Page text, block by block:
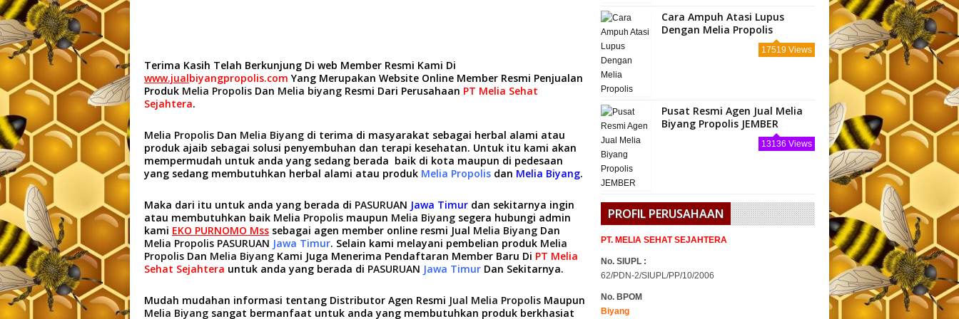
Terima Kasih Telah Berkunjung Di web Member Resmi Kami Di
www.jualbiyangpropolis.com Yang Merupakan Website Online Member Resmi Penjualan
Produk Melia Propolis Dan Melia biyang Resmi Dari Perusahaan PT Melia Sehat
Sejahtera.
Melia Propolis Dan Melia Biyang di terima di masyarakat sebagai herbal alami atau
produk ajaib sebagai solusi penyembuhan dan terapi kesehatan. Untuk itu kami akan
mempermudah untuk anda yang sedang berada baik di kota maupun di pedesaan
yang sedang membutuhkan herbal alami atau produk Melia Propolis dan Melia Biyang.
Maka dari itu untuk anda yang berada di PASURUAN Jawa Timur dan sekitarnya ingin
atau membutuhkan baik Melia Propolis maupun Melia Biyang segera hubungi admin
kami EKO PURNOMO Mss sebagai agen member online resmi Jual Melia Biyang Dan
Melia Propolis PASURUAN Jawa Timur. Selain kami melayani pembelian produk Melia
Propolis Dan Melia Biyang Kami Juga Menerima Pendaftaran Member Baru Di PT Melia
Sehat Sejahtera untuk anda yang berada di PASURUAN Jawa Timur Dan Sekitarnya.
Mudah mudahan informasi tentang Distributor Agen Resmi Jual Melia Propolis Maupun
Melia Biyang sangat bermanfaat untuk anda yang membutuhkan produk berkhasiat
Cara Ampuh Atasi Lupus
Dengan Melia Propolis
17519 Views
Pusat Resmi Agen Jual Melia
Biyang Propolis JEMBER
13136 Views
PROFIL PERUSAHAAN
PT. MELIA SEHAT SEJAHTERA
No. SIUPL :
62/PDN-2/SIUPL/PP/10/2006
No. BPOM
Biyang